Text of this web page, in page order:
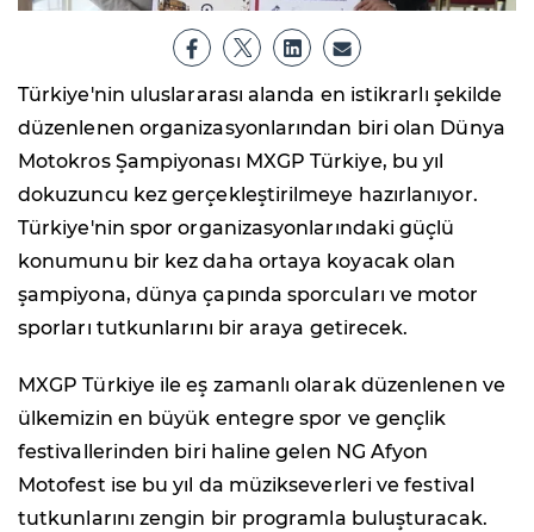
Türkiye'nin uluslararası alanda en istikrarlı şekilde
düzenlenen organizasyonlarından biri olan Dünya
Motokros Şampiyonası MXGP Türkiye, bu yıl
dokuzuncu kez gerçekleştirilmeye hazırlanıyor.
Türkiye'nin spor organizasyonlarındaki güçlü
konumunu bir kez daha ortaya koyacak olan
şampiyona, dünya çapında sporcuları ve motor
sporları tutkunlarını bir araya getirecek.
MXGP Türkiye ile eş zamanlı olarak düzenlenen ve
ülkemizin en büyük entegre spor ve gençlik
festivallerinden biri haline gelen NG Afyon
Motofest ise bu yıl da müzikseverleri ve festival
tutkunlarını zengin bir programla buluşturacak.